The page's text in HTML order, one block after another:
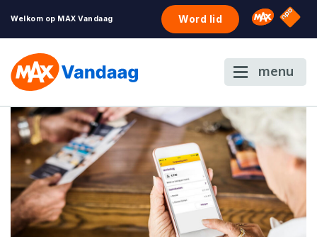
Welkom op MAX Vandaag Word lid Omroep
NPO
menu